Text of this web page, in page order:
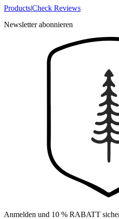
Products|Check Reviews
Newsletter abonnieren
Anmelden und 10 % RABATT